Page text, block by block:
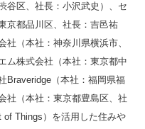
谷区、社長：小沢武史）、セ
京都品川区、社長：吉邑祐
（本社：神奈川県横浜市、
ム株式会社（本社：東京都中
Braveridge（本社：福岡県福
社（本社：東京都豊島区、社
Things）を活用した住みや